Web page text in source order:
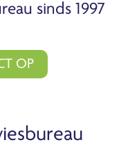
sinds 1997
OP